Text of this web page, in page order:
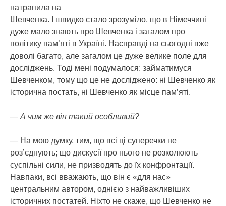
натрапила на
Шевченка. І швидко стало зрозуміло, що в Німеччині
дуже мало знають про Шевченка і загалом про
політику пам’яті в Україні. Насправді на сьогодні вже
доволі багато, але загалом це дуже велике поле для
досліджень. Тоді мені подумалося: займатимуся
Шевченком, тому що це не досліджено: ні Шевченко як
історична постать, ні Шевченко як місце пам’яті.
— А чим же він такий особливий?
— На мою думку, тим, що всі ці суперечки не
роз’єднують; що дискусії про нього не розколюють
суспільні сили, не призводять до їх конфронтації.
Навпаки, всі вважають, що він є «для нас»
центральним автором, однією з найважливіших
історичних постатей. Ніхто не скаже, що Шевченко не